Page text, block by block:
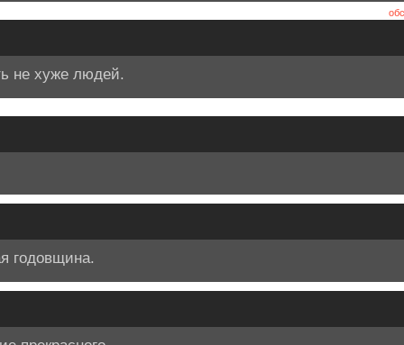
не хуже людей.
годовщина.